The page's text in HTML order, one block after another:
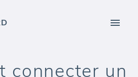
connecter un